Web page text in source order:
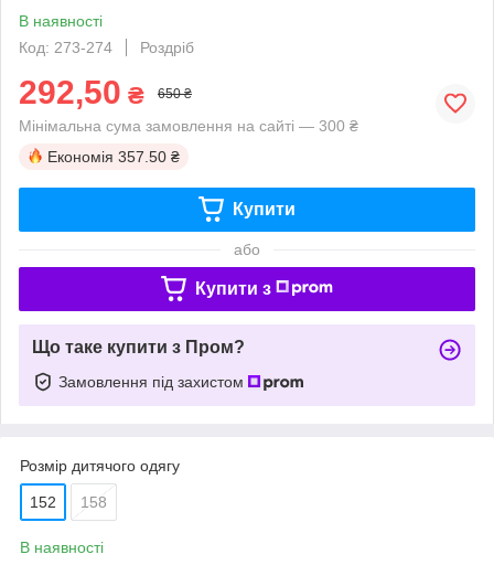
В наявності
Код: 273-274
Роздріб
292,50 ₴ 650 ₴
Мінімальна сума замовлення на сайті — 300 ₴
Економія 357.50 ₴
Купити
або
Купити з
Що таке купити з Пром?
Замовлення під захистом
Розмір дитячого одягу
152 158
В наявності